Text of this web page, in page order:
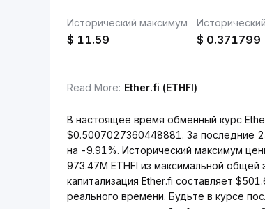
Исторический максимум
$ 11.59 $ 0.371799
Read More: Ether.fi (ETHFI)
В настоящее время обменный курс
$0.5007027360448881. За последние
на -9.91%. Исторический максимум
973.47M ETHFI из максимальной
капитализация Ether.fi составляет
реального времени. Будьте в курсе